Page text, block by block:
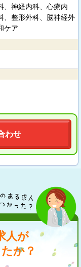
、神経内科、心療内
、整形外科、脳神経外
ケア
わせ
人が
か？